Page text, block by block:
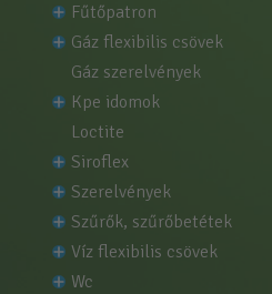
fűtőpatron
gáz flexibilis csövek
gáz szerelvények
kpe idomok
loctite
siroflex
szerelvények
szűrők, szűrőbetétek
víz flexibilis csövek
wc